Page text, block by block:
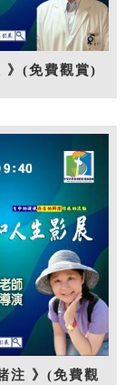
》(免費觀賞)
注 》(免費觀